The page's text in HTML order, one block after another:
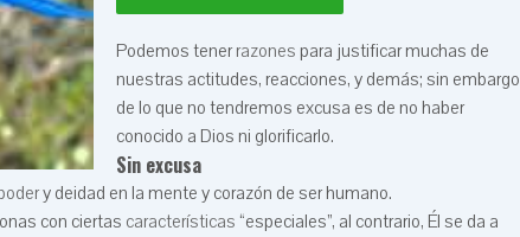
Podemos tenerrazones para justificar muchas de
nuestras actitudes, reacciones, y demás; sin embargo
de lo que no tendremos excusa es de no haber
conocido a Dios ni glorificarlo.
Sin excusa
y deidad en la mente y corazón de ser humano.
con ciertas características “especiales”, al contrario, Él se da a